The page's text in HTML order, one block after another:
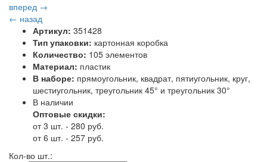
вперед →
← назад
Артикул: 351428
Тип упаковки: картонная коробка
Количество: 105 элементов
Материал: пластик
В наборе: прямоугольник, квадрат, пятиугольник, круг,
шестиугольник, треугольник 45° и треугольник 30°
В наличии
Оптовые скидки:
от 3 шт. - 280 руб.
от 6 шт. - 257 руб.
Кол-во шт.: